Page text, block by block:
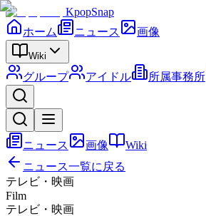
KpopSnap
ホーム
ニュース 画像
Wiki
グループ アイドル 所属事務所
ニュース 画像
Wiki
ニュース一覧に戻る
テレビ・映画
Film
テレビ・映画